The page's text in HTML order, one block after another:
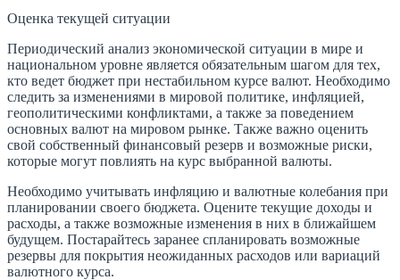
Оценка текущей ситуации
Периодический анализ экономической ситуации в мире и
национальном уровне является обязательным шагом для тех,
кто ведет бюджет при нестабильном курсе валют. Необходимо
следить за изменениями в мировой политике, инфляцией,
геополитическими конфликтами, а также за поведением
основных валют на мировом рынке. Также важно оценить
свой собственный финансовый резерв и возможные риски,
которые могут повлиять на курс выбранной валюты.
Необходимо учитывать инфляцию и валютные колебания при
планировании своего бюджета. Оцените текущие доходы и
расходы, а также возможные изменения в них в ближайшем
будущем. Постарайтесь заранее спланировать возможные
резервы для покрытия неожиданных расходов или вариаций
валютного курса.